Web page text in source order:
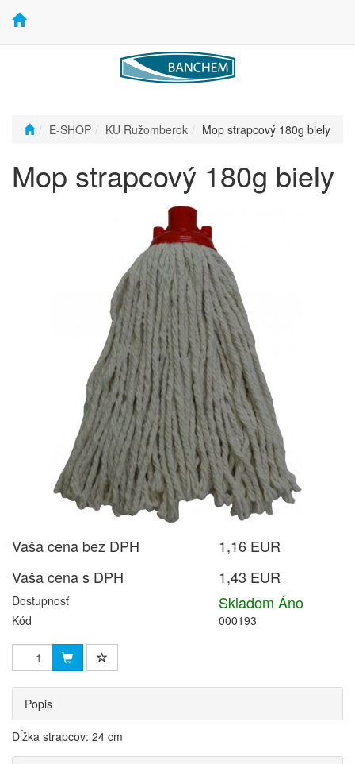
E-SHOP KU Ružomberok Mop strapcový 180g biely
Mop strapcový 180g biely
Vaša cena bez DPH
1,16 EUR
Vaša cena s DPH
1,43 EUR
Dostupnosť Skladom Áno
Kód 000193
Popis
Dĺžka strapcov: 24 cm